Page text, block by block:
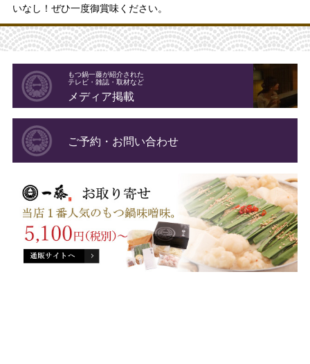
いなし！ぜひ一度御賞味ください。
もつ鍋一藤が紹介された
テレビ・雑誌・取材など
メディア掲載
ご予約・お問い合わせ